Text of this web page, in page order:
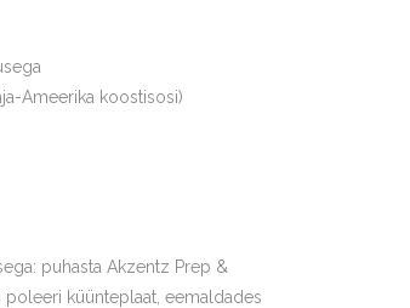
Ameerika koostisosi)
puhasta Akzentz Prep &
poleeri küünteplaat, eemaldades